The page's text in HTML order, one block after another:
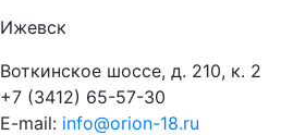
Ижевск
Воткинское шоссе, д. 210, к. 2
+7 (3412) 65-57-30
E-mail: info@orion-18.ru